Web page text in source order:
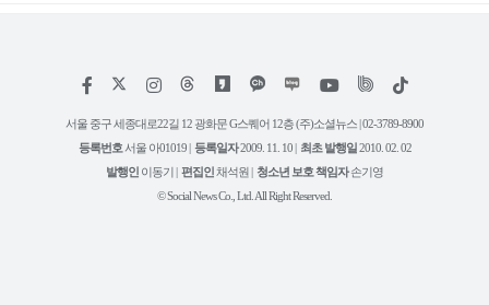
페
스
인
타
램
위
트
유
튜
틱
서울 중구 세종대로22길 12 광화문 G스퀘어 12층 (주)소셜뉴스 | 02-3789-8900
등록번호 서울 아01019 | 등록일자2009. 11. 10 | 최초 발행일2010. 02. 02
발행인 이동기 | 편집인채석원 | 청소년 보호 책임자손기영
© Social News Co., Ltd. All Right Reserved.